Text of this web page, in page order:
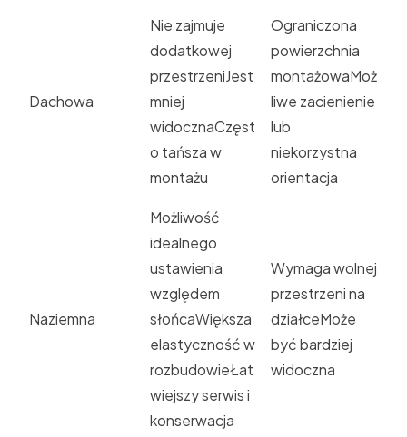
Dachowa
Nie zajmuje
dodatkowej
przestrzeniJest
mniej
widocznaCzęst
o tańsza w
montażu
Ograniczona
powierzchnia
montażowaMoż
liwe zacienienie
lub
niekorzystna
orientacja
Naziemna
Możliwość
idealnego
ustawienia
względem
słońcaWiększa
elastyczność w
rozbudowieŁat
wiejszy serwis i
konserwacja
Wymaga wolnej
przestrzeni na
działceMoże
być bardziej
widoczna